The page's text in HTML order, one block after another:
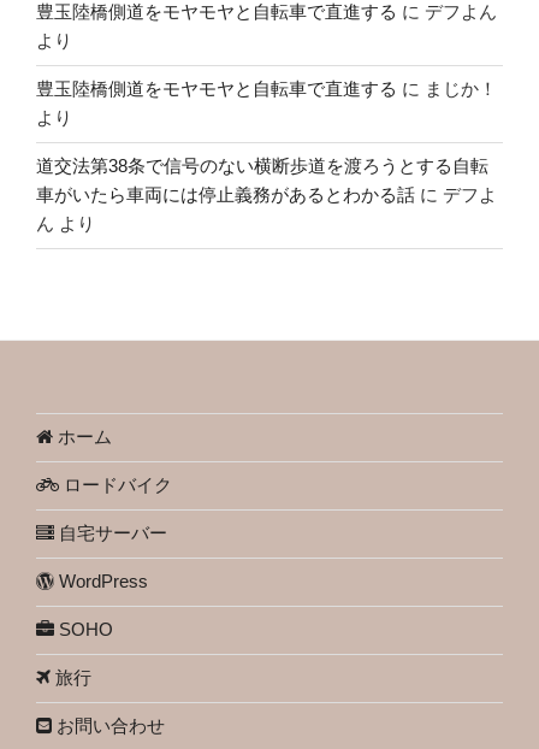
豊玉陸橋側道をモヤモヤと自転車で直進する に デフよん
より
豊玉陸橋側道をモヤモヤと自転車で直進する に まじか！
より
道交法第38条で信号のない横断歩道を渡ろうとする自転
車がいたら車両には停止義務があるとわかる話 に デフよ
ん より
ホーム
ロードバイク
自宅サーバー
WordPress
SOHO
旅行
お問い合わせ